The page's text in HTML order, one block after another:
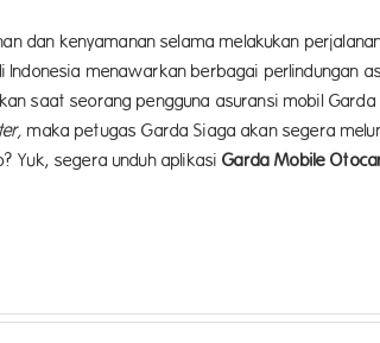
dan kenyamanan selama melakukan
Indonesia menawarkan berbagai perlindungan
saat seorang pengguna asuransi mobil
maka petugas Garda Siaga akan segera
Yuk, segera unduh aplikasiGarda Mobile